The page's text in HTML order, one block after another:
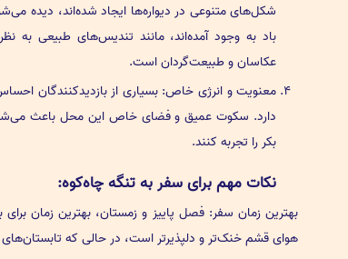
شکل‌های متنوعی در دیواره‌ها ایجاد شده‌اند، دیده
باد به وجود آمده‌اند، مانند تندیس‌های طبیعی به
عکاسان و طبیعت‌گردان است.
معنویت و انرژی خاص: بسیاری از بازدیدکنندگان
دارد. سکوت عمیق و فضای خاص این محل باعث
بکر را تجربه کنند.
نکات مهم برای سفر به تنگه چاه‌کوه:
بهترین زمان سفر: فصل پاییز و زمستان، بهترین زمان
هوای قشم خنک‌تر و دلپذیرتر است، در حالی که